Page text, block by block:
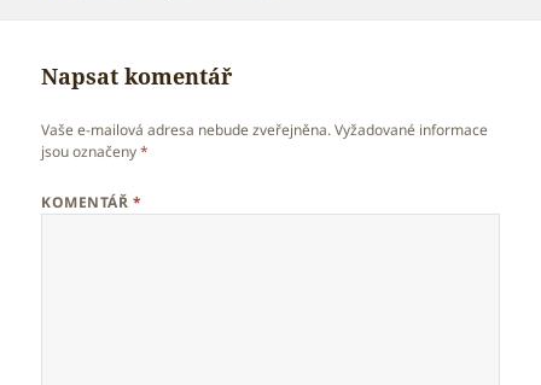
Napsat komentář
Vaše e-mailová adresa nebude zveřejněna. Vyžadované informace
jsou označeny*
KOMENTÁŘ *